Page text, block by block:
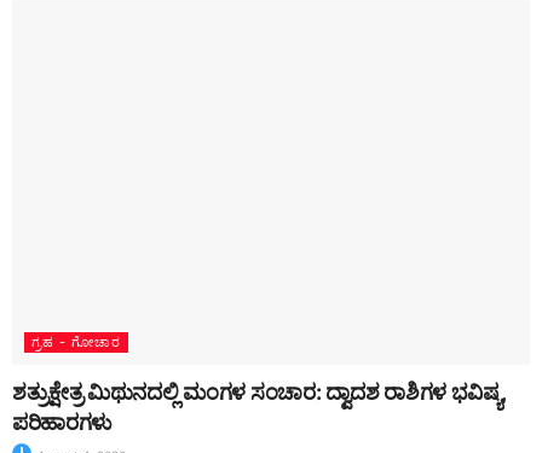
ಗ್ರಹ - ಗೋಚಾರ
ಶತ್ರುಕ್ಷೇತ್ರ ಮಿಥುನದಲ್ಲಿ ಮಂಗಳ ಸಂಚಾರ: ದ್ವಾದಶ ರಾಶಿಗಳ ಭವಿಷ್ಯ,
ಪರಿಹಾರಗಳು